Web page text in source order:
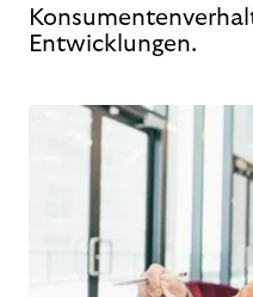
Entwicklungen.